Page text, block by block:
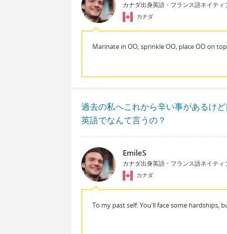
カナダ出身英語・フランス語ネイティ
カナダ
Marinate in OO, sprinkle OO, place OO on
過去の私へこれから辛い事があるけ
英語でなんて言うの？
EmileS
カナダ出身英語・フランス語ネイティ
カナダ
To my past self: You'll face some hardships,